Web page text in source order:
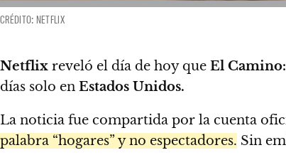
CRÉDITO: NETFLIX
Netflix reveló el día de hoy que El
días solo en Estados Unidos.
La noticia fue compartida por la cuenta
palabra “hogares” y no espectadores. Sin